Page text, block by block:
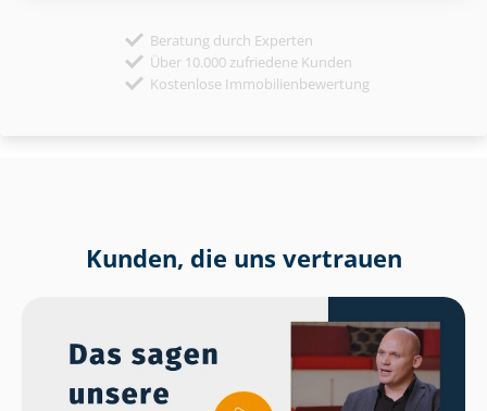
Beratung durch Experten
Über 10.000 zufriedene Kunden
Kostenlose Immobilienbewertung
Kunden, die uns vertrauen